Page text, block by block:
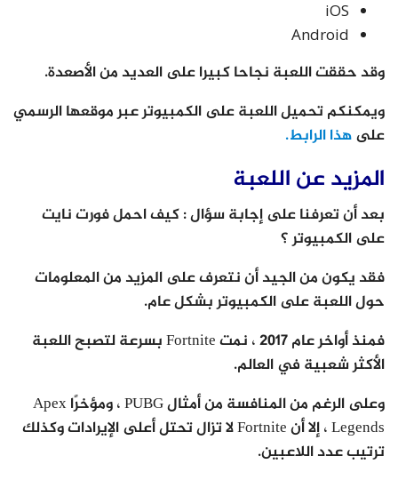
iOS
Android
وقد حققت اللعبة نجاحا كبيرا على العديد من الأصعدة.
ويمكنكم تحميل اللعبة على الكمبيوتر عبر موقعها الرسمي
علىهذا الرابط.
المزيد عن اللعبة
بعد أن تعرفنا على إجابة سؤال : كيف احمل فورت نايت
على الكمبيوتر ؟
فقد يكون من الجيد أن نتعرف على المزيد من المعلومات
حول اللعبة على الكمبيوتر بشكل عام.
فمنذ أواخر عام 2017 ، نمت Fortnite بسرعة لتصبح اللعبة
الأكثر شعبية في العالم.
وعلى الرغم من المنافسة من أمثال PUBG ، ومؤخرًا Apex
Legends ، إلا أن Fortnite لا تزال تحتل أعلى الإيرادات وكذلك
ترتيب عدد اللاعبين.